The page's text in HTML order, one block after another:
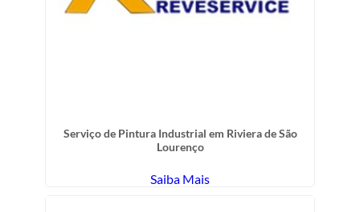
Serviço de Pintura Industrial em Riviera de São
Lourenço
Saiba Mais